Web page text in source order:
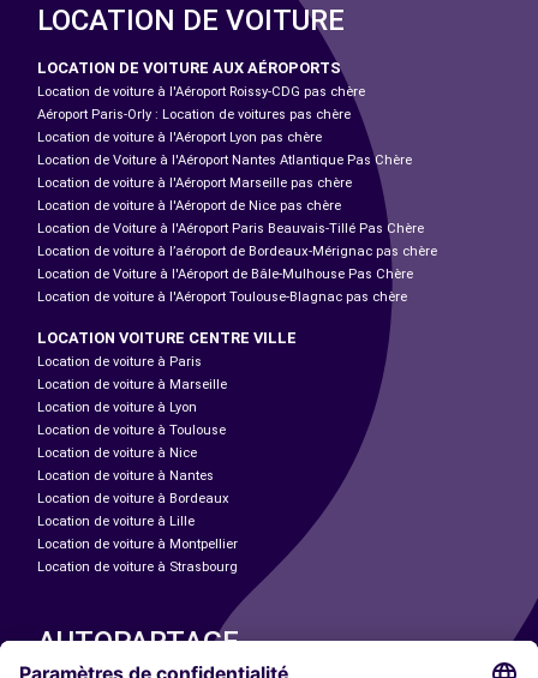
LOCATION DE VOITURE
LOCATION DE VOITURE AUX AÉROPORTS
Location de voiture à l'Aéroport Roissy-CDG pas chère
Aéroport Paris-Orly : Location de voitures pas chère
Location de voiture à l'Aéroport Lyon pas chère
Location de Voiture à l'Aéroport Nantes Atlantique Pas Chère
Location de voiture à l'Aéroport Marseille pas chère
Location de voiture à l'Aéroport de Nice pas chère
Location de Voiture à l'Aéroport Paris Beauvais-Tillé Pas Chère
Location de voiture à l’aéroport de Bordeaux-Mérignac pas chère
Location de Voiture à l'Aéroport de Bâle-Mulhouse Pas Chère
Location de voiture à l'Aéroport Toulouse-Blagnac pas chère
LOCATION VOITURE CENTRE VILLE
Location de voiture à Paris
Location de voiture à Marseille
Location de voiture à Lyon
Location de voiture à Toulouse
Location de voiture à Nice
Location de voiture à Nantes
Location de voiture à Bordeaux
Location de voiture à Lille
Location de voiture à Montpellier
Location de voiture à Strasbourg
AUTOPARTAGE